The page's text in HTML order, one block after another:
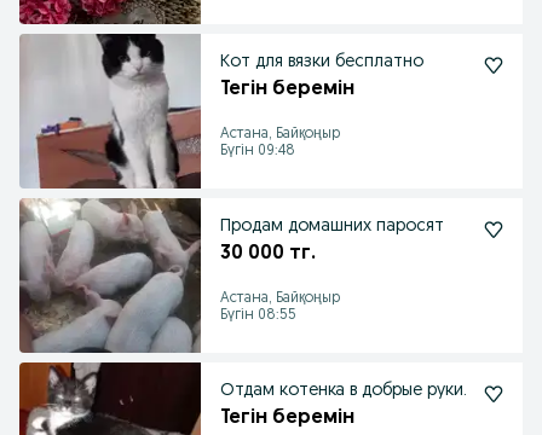
Кот для вязки бесплатно
Тегін беремін
Астана, Байқоңыр
Бүгін 09:48
Продам домашних паросят
30 000 тг.
Астана, Байқоңыр
Бүгін 08:55
Отдам котенка в добрые руки.
Тегін беремін